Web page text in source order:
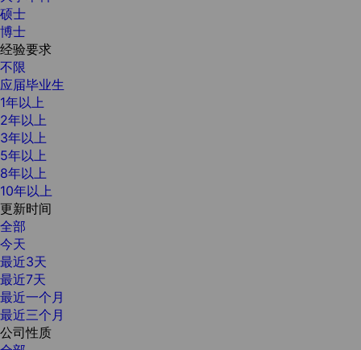
硕士
博士
经验要求
不限
应届毕业生
1年以上
2年以上
3年以上
5年以上
8年以上
10年以上
更新时间
全部
今天
最近3天
最近7天
最近一个月
最近三个月
公司性质